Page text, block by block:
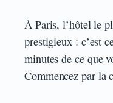
À Paris, l’hôtel le
prestigieux : c’est
minutes de ce que
Commencez par la